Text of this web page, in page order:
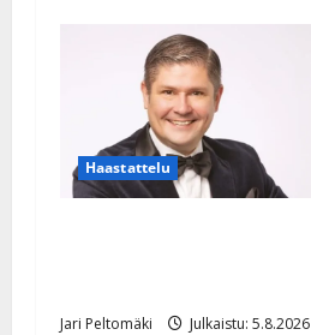
Haastattelu
Jari Peltomäki
Julkaistu: 5.8.2026